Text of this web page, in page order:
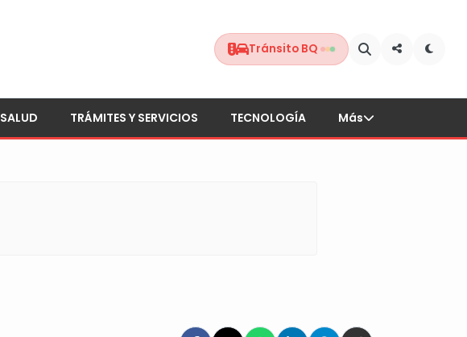
Tránsito BQ
SALUD TRÁMITES Y SERVICIOS TECNOLOGÍA Más